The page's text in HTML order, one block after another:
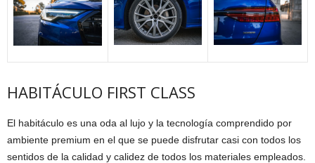
HABITÁCULO FIRST CLASS
El habitáculo es una oda al lujo y la tecnología comprendido por
ambiente premium en el que se puede disfrutar casi con todos los
sentidos de la calidad y calidez de todos los materiales empleados.